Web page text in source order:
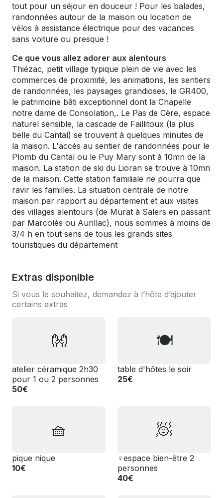
tout pour un séjour en douceur ! Pour les balades,
randonnées autour de la maison ou location de
vélos à assistance électrique pour des vacances
sans voiture ou presque !
Ce que vous allez adorer aux alentours
Thiézac, petit village typique plein de vie avec les
commerces de proximité, les animations, les sentiers
de randonnées, les paysages grandioses, le GR400,
le patrimoine bâti exceptionnel dont la Chapelle
notre dame de Consolation,. Le Pas de Cère, espace
naturel sensible, la cascade de Faillitoux (la plus
belle du Cantal) se trouvent à quelques minutes de
la maison. L'accès au sentier de randonnées pour le
Plomb du Cantal ou le Puy Mary sont à 10mn de la
maison. La station de ski du Lioran se trouve à 10mn
de la maison. Cette station familiale ne pourra que
ravir les familles. La situation centrale de notre
maison par rapport au département et aux visites
des villages alentours (de Murat à Salers en passant
par Marcolès ou Aurillac), nous sommes à moins de
3/4 h en tout sens de tous les grands sites
touristiques du département
Extras disponible
Si vous le souhaitez, demandez à l’hôte d’ajouter
certains extras
👐
atelier céramique 2h30
pour 1 ou 2 personnes
50€
🍽
️table d'hôtes le soir
25€
🧺
pique nique
10€
🧖
‍♀️espace bien-être 2
personnes
40€